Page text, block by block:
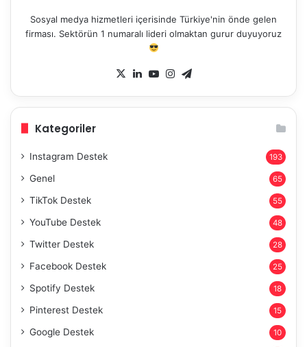
Sosyal medya hizmetleri içerisinde Türkiye'nin önde gelen
firması. Sektörün 1 numaralı lideri olmaktan gurur duyuyoruz
X LinkedIn
YouTubeInstagram
Kategoriler
Instagram Destek 193
Genel 65
TikTok Destek 55
YouTube Destek 48
Twitter Destek 28
Facebook Destek 25
Spotify Destek 18
Pinterest Destek 15
Google Destek 10